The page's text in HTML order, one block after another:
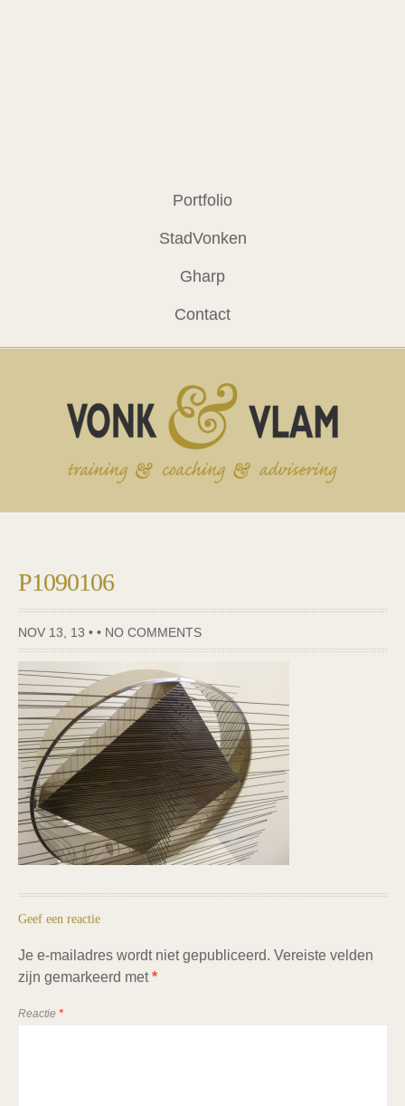
Portfolio
StadVonken
Gharp
Contact
P1090106
NOV 13, 13 • • NO COMMENTS
Geef een reactie
Je e-mailadres wordt niet gepubliceerd. Vereiste velden
zijn gemarkeerd met*
Reactie *